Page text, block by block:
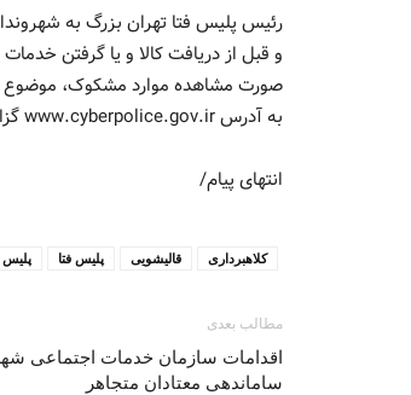
رئیس پلیس فتا تهران بزرگ به
و قبل از دریافت کالا و یا گرفتن
به آدرس www.cyberpolice.gov.ir گزارش کنند.
انتهای پیام/
پلیس پلیس فتا قالیشویی کلاهبرداری
مطالب بعدی
اقدامات سازمان خدمات اجتماعی
ساماندهی معتادان متجاهر